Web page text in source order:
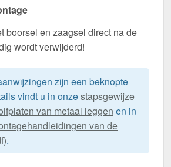
boorsel en zaagsel direct na de
wordt verwijderd!
zijn een beknopte
vindt u in onzestapsgewijze
van metaal leggen en in
van de
.